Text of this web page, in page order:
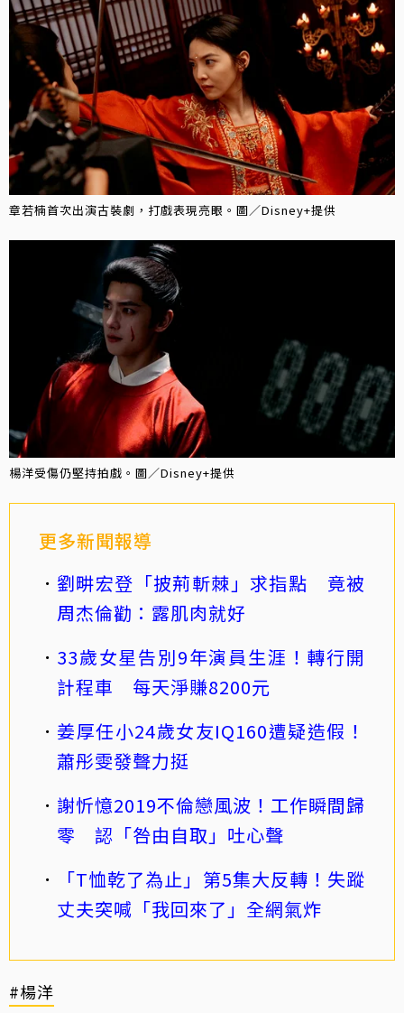
章若楠首次出演古裝劇，打戲表現亮眼。圖／Disney+提供
楊洋受傷仍堅持拍戲。圖／Disney+提供
更多新聞報導
劉畊宏登「披荊斬棘」求指點 竟被
周杰倫勸：露肌肉就好
33歲女星告別9年演員生涯！轉行開
計程車 每天淨賺8200元
姜厚任小24歲女友IQ160遭疑造假！
蕭彤雯發聲力挺
謝忻憶2019不倫戀風波！工作瞬間歸
零 認「咎由自取」吐心聲
「T恤乾了為止」第5集大反轉！失蹤
丈夫突喊「我回來了」全網氣炸
#楊洋